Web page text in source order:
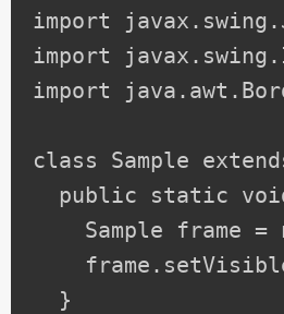
import
import
import
class Sample
public static
Sample frame =
  }